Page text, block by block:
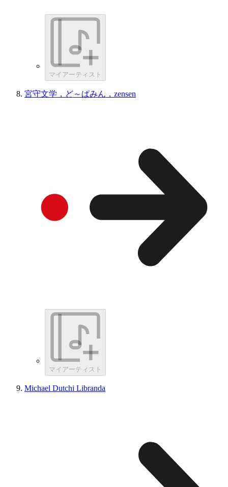
マイアーティスト
宮守文学，ど～ぱみん，zensen
マイアーティスト
Michael Dutchi Libranda